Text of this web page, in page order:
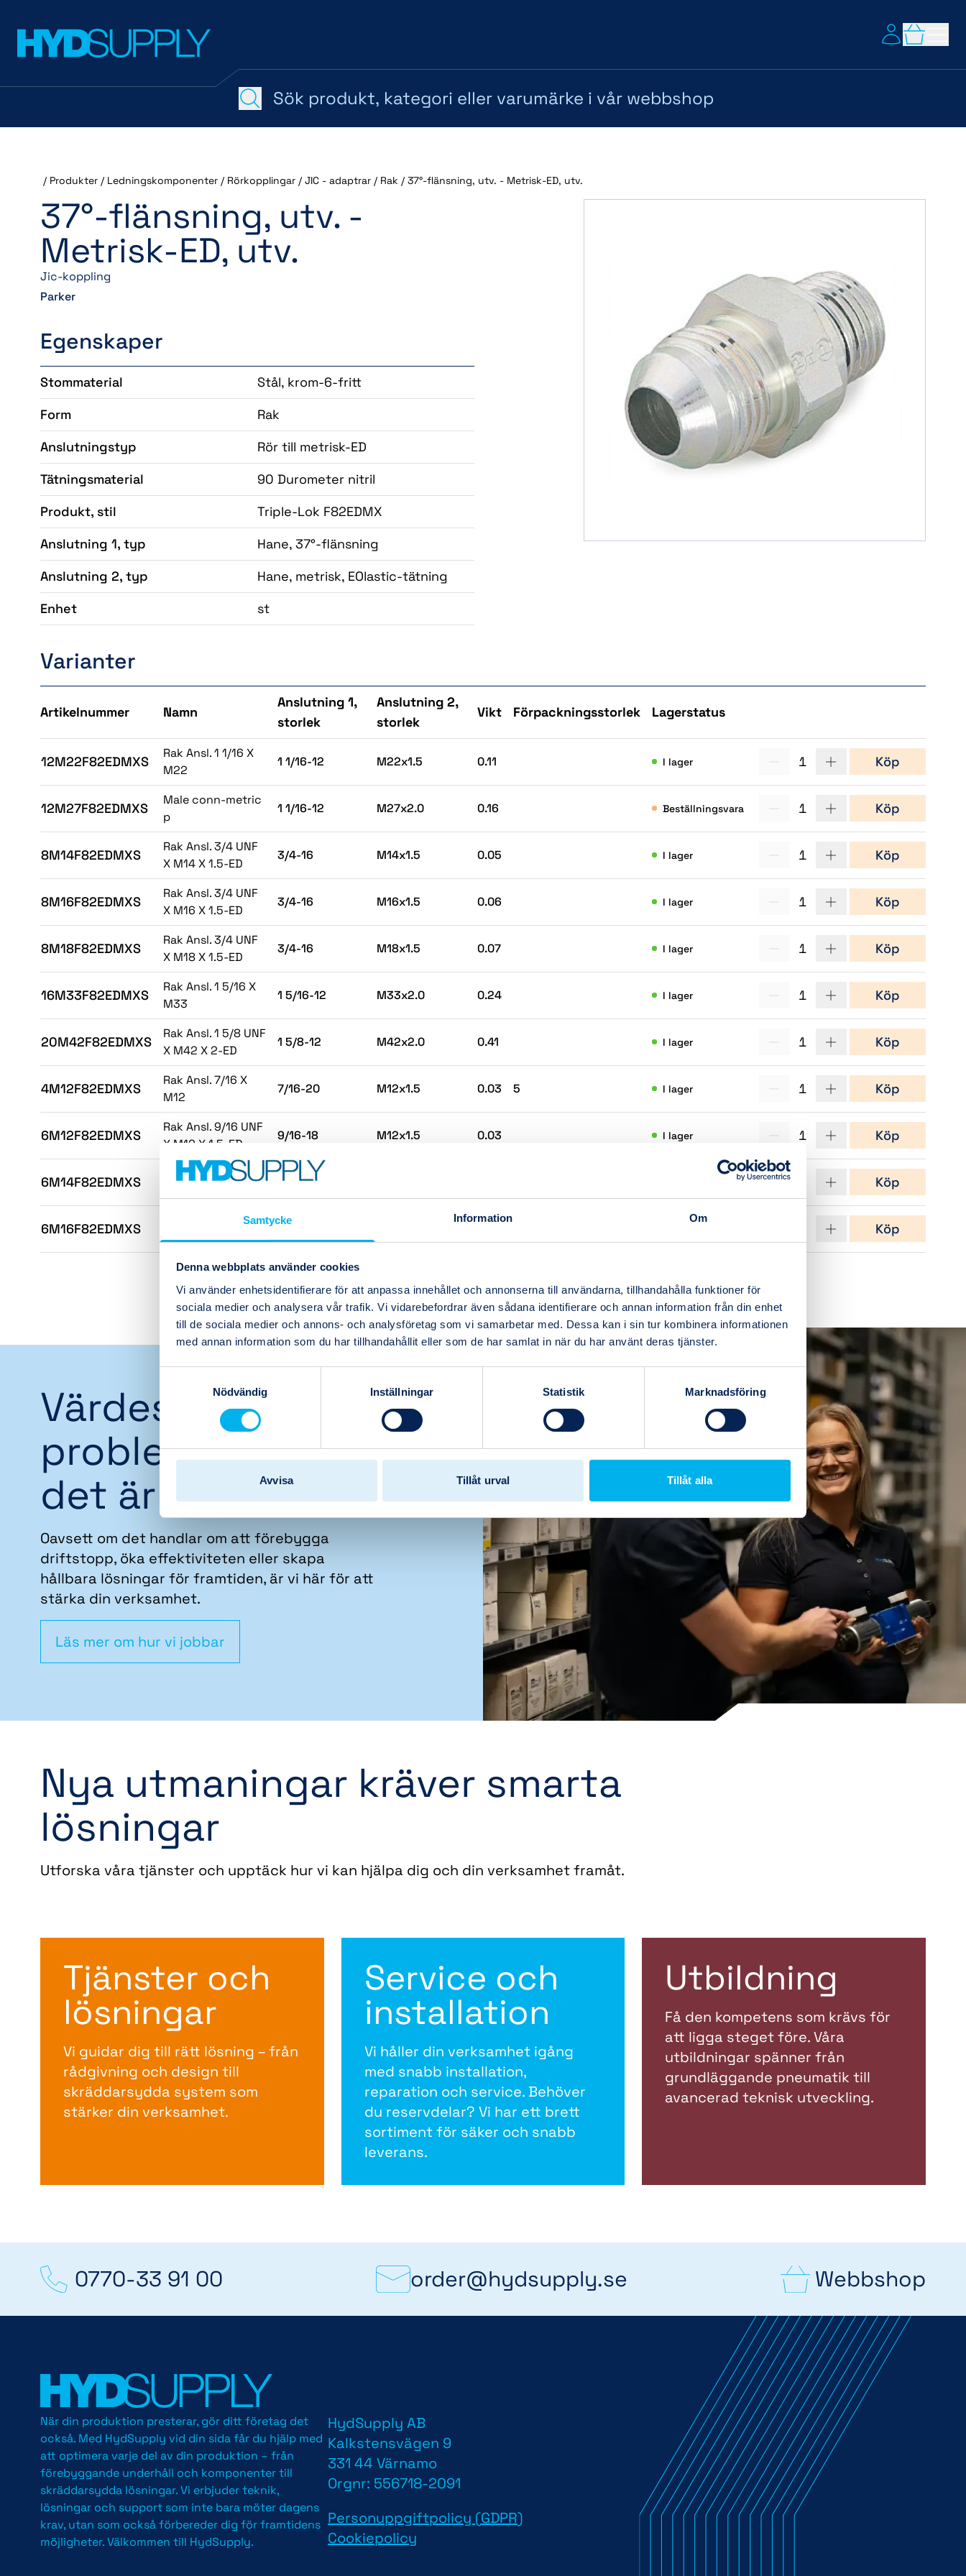
Samtycke Information Om
Denna webbplats använder cookies
Vi använder enhetsidentifierare för att anpassa innehållet och annonserna till användarna, tillhandahålla funktioner för
sociala medier och analysera vår trafik. Vi vidarebefordrar även sådana identifierare och annan information från din enhet
till de sociala medier och annons- och analysföretag som vi samarbetar med. Dessa kan i sin tur kombinera informationen
med annan information som du har tillhandahållit eller som de har samlat in när du har använt deras tjänster.
Nödvändig
Inställningar Statistik Marknadsföring
Avvisa Tillåt urval Tillåt alla
/ Produkter / Ledningskomponenter / Rörkopplingar / JIC - adaptrar / Rak / 37°-flänsning, utv. - Metrisk-ED, utv.
37°-flänsning, utv. -
Metrisk-ED, utv.
Jic-koppling
Parker
Egenskaper
Stommaterial
Stål, krom-6-fritt
Form
Rak
Anslutningstyp
Rör till metrisk-ED
Tätningsmaterial
90 Durometer nitril
Produkt, stil
Triple-Lok F82EDMX
Anslutning 1, typ
Hane, 37°-flänsning
Anslutning 2, typ
Hane, metrisk, EOlastic-tätning
Enhet
st
Varianter
Artikelnummer Namn
Anslutning 1,
storlek
Anslutning 2,
storlek
Vikt Förpackningsstorlek Lagerstatus
12M22F82EDMXS
Rak Ansl. 1 1/16 X
M22
1 1/16-12 M22x1.5 0.11 I lager
(1)
1 Köp
12M27F82EDMXS
Male conn-metric
p
1 1/16-12 M27x2.0 0.16 Beställningsvara 1 Köp
8M14F82EDMXS
Rak Ansl. 3/4 UNF
X M14 X 1.5-ED
3/4-16 M14x1.5 0.05 I lager 1 Köp
8M16F82EDMXS
Rak Ansl. 3/4 UNF
X M16 X 1.5-ED
3/4-16 M16x1.5 0.06 I lager 1 Köp
8M18F82EDMXS
Rak Ansl. 3/4 UNF
X M18 X 1.5-ED
3/4-16 M18x1.5 0.07 I lager 1 Köp
16M33F82EDMXS
Rak Ansl. 1 5/16 X
M33
1 5/16-12 M33x2.0 0.24 I lager 1 Köp
20M42F82EDMXS
Rak Ansl. 1 5/8 UNF
X M42 X 2-ED
1 5/8-12 M42x2.0 0.41 I lager 1 Köp
4M12F82EDMXS
Rak Ansl. 7/16 X
M12
7/16-20 M12x1.5 0.03 5 I lager 1 Köp
6M12F82EDMXS
Rak Ansl. 9/16 UNF
X M12 X 1.5-ED
9/16-18 M12x1.5 0.03 I lager 1 Köp
6M14F82EDMXS
Rak Ansl. 9/16 UNF
9/16-18 Köp
6M16F82EDMXS
Rak Ansl. 9/16 UNF
X M16 X 1.5-ED
9/16-18
(4)
(12)
Köp
Värdeskapande
problemlösare,
det är vi
Oavsett om det handlar om att förebygga
driftstopp, öka effektiviteten eller skapa
hållbara lösningar för framtiden, är vi här för att
stärka din verksamhet.
Läs mer om hur vi jobbar
Nya utmaningar kräver smarta
lösningar
Utforska våra tjänster och upptäck hur vi kan hjälpa dig och din verksamhet framåt.
Tjänster och
lösningar
Vi guidar dig till rätt lösning – från
rådgivning och design till
skräddarsydda system som
stärker din verksamhet.
Service och
installation
Vi håller din verksamhet igång
med snabb installation,
reparation och service. Behöver
du reservdelar? Vi har ett brett
sortiment för säker och snabb
leverans.
Utbildning
Få den kompetens som krävs för
att ligga steget före. Våra
utbildningar spänner från
grundläggande pneumatik till
avancerad teknisk utveckling.
0770-33 91 00 order@hydsupply.se Webbshop
När din produktion presterar, gör ditt företag det
också. Med HydSupply vid din sida får du hjälp med
att optimera varje del av din produktion – från
förebyggande underhåll och komponenter till
skräddarsydda lösningar. Vi erbjuder teknik,
lösningar och support som inte bara möter dagens
krav, utan som också förbereder dig för framtidens
möjligheter. Välkommen till HydSupply.
HydSupply AB
Kalkstensvägen 9
331 44 Värnamo
Orgnr: 556718-2091
Personuppgiftpolicy (GDPR)
Cookiepolicy